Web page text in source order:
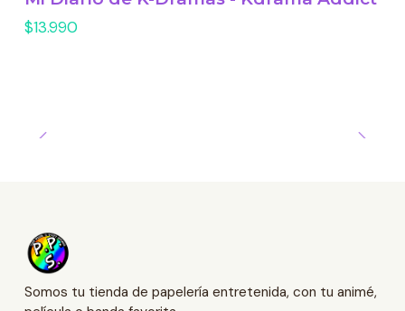
$13.990
Somos tu tienda de papelería entretenida, con tu animé,